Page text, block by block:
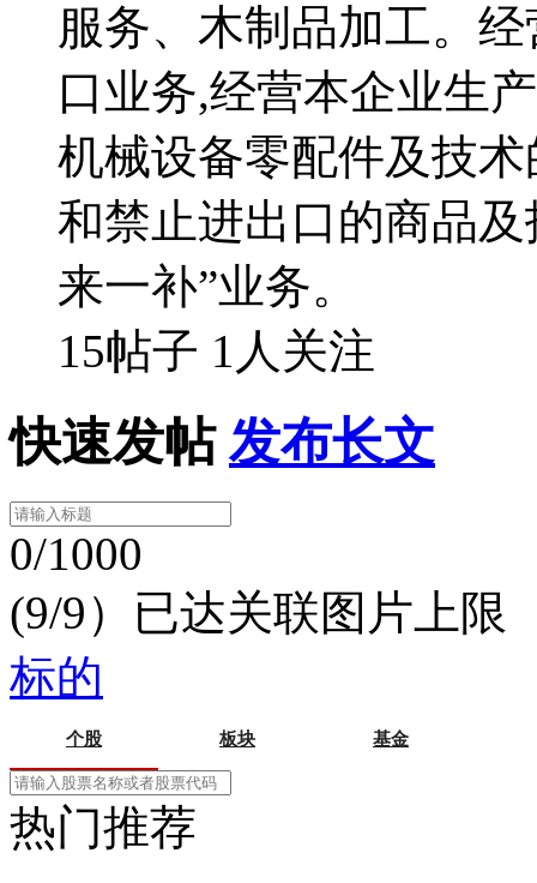
服务、木制品加工。
口业务,经营本企业生
机械设备零配件及技
和禁止进出口的商品
来一补”业务。
15帖子 1人关注
快速发帖 发布长文
0/1000
(9/9）已达关联图片上限
标的
个股 板块 基金
热门推荐